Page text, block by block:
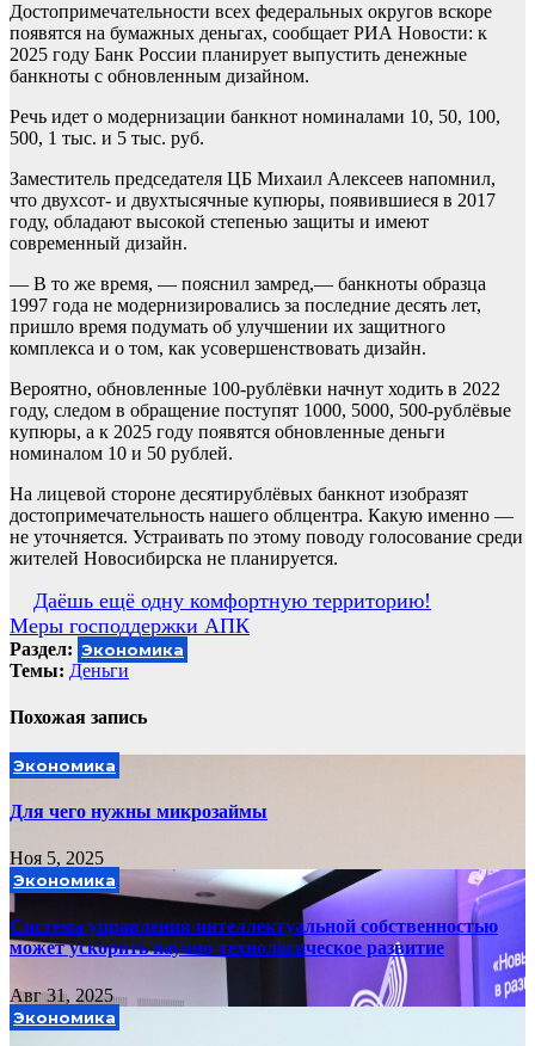
Достопримечательности всех федеральных округов вскоре
появятся на бумажных деньгах, сообщает РИА Новости: к
2025 году Банк России планирует выпустить денежные
банкноты с обновленным дизайном.
Речь идет о модернизации банкнот номиналами 10, 50, 100,
500, 1 тыс. и 5 тыс. руб.
Заместитель председателя ЦБ Михаил Алексеев напомнил,
что двухсот- и двухтысячные купюры, появившиеся в 2017
году, обладают высокой степенью защиты и имеют
современный дизайн.
— В то же время, — пояснил замред,— банкноты образца
1997 года не модернизировались за последние десять лет,
пришло время подумать об улучшении их защитного
комплекса и о том, как усовершенствовать дизайн.
Вероятно, обновленные 100-рублёвки начнут ходить в 2022
году, следом в обращение поступят 1000, 5000, 500-рублёвые
купюры, а к 2025 году появятся обновленные деньги
номиналом 10 и 50 рублей.
На лицевой стороне десятирублёвых банкнот изобразят
достопримечательность нашего облцентра. Какую именно —
не уточняется. Устраивать по этому поводу голосование среди
жителей Новосибирска не планируется.
Навигация
по
записям
Даёшь ещё одну комфортную территорию!
Меры господдержки АПК
Раздел: Экономика
Темы: Деньги
Похожая запись
Экономика
Для чего нужны микрозаймы
Ноя 5, 2025
Экономика
Система управления интеллектуальной собственностью
может ускорить научно-технологическое развитие
Авг 31, 2025
Экономика